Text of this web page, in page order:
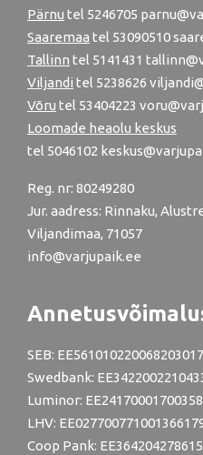
Pärnu tel 5246705
Saaremaa tel 53090510
Tallinn tel 5141431
Viljandi tel 5238626
Võru tel 53404223
Loomade heaolu keskus
tel 5046102
Reg. nr: 80249280
Jur. aadress: Rinnaku,
Viljandimaa, 71057
info@varjupaik.ee
SEB: EE561010220068203017
Swedbank:
Luminor:
LHV:
Coop Pank: